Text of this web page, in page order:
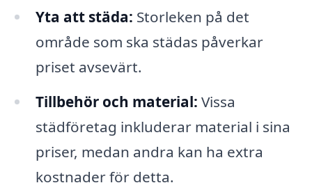
Yta att städa: Storleken på det
område som ska städas påverkar
priset avsevärt.
Tillbehör och material: Vissa
städföretag inkluderar material i sina
priser, medan andra kan ha extra
kostnader för detta.